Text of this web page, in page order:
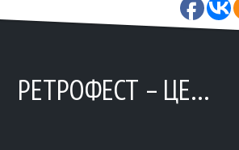
РЕТРОФЕСТ – ЦЕ…